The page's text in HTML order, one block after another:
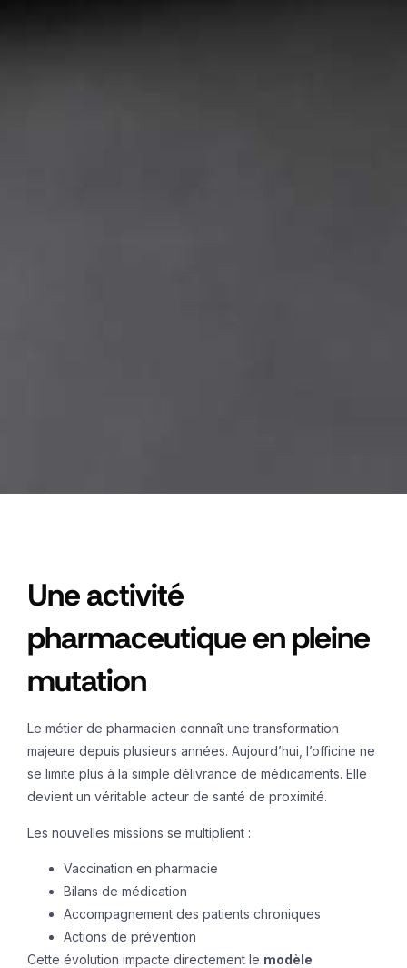
Une activité
pharmaceutique en pleine
mutation
Le métier de pharmacien connaît une transformation
majeure depuis plusieurs années. Aujourd’hui, l’officine ne
se limite plus à la simple délivrance de médicaments. Elle
devient un véritable acteur de santé de proximité.
Les nouvelles missions se multiplient :
Vaccination en pharmacie
Bilans de médication
Accompagnement des patients chroniques
Actions de prévention
Cette évolution impacte directement le modèle